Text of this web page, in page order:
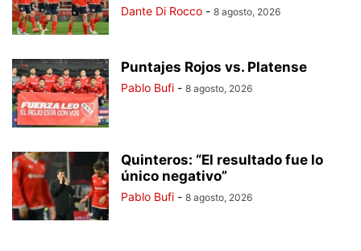
Dante Di Rocco - 8 agosto, 2026
Puntajes Rojos vs. Platense
Pablo Bufi - 8 agosto, 2026
Quinteros: “El resultado fue lo
único negativo”
Pablo Bufi - 8 agosto, 2026